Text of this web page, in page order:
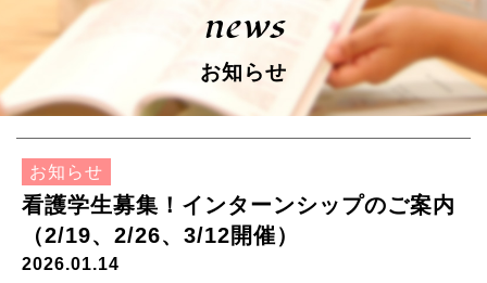
news
お知らせ
お知らせ
看護学生募集！インターンシップのご案内
（2/19、2/26、3/12開催）
2026.01.14